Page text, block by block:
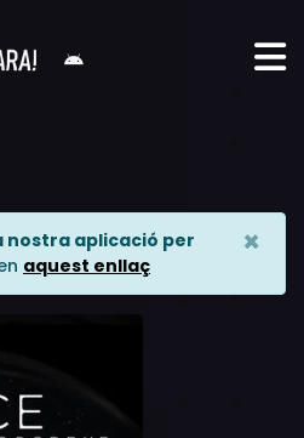
nostra aplicació per
aquest enllaç
×